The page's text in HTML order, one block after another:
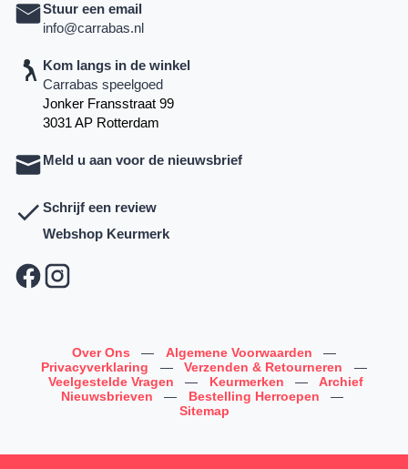
Stuur een email
info@carrabas.nl
Kom langs in de winkel
Carrabas speelgoed
Jonker Fransstraat 99
3031 AP Rotterdam
Meld u aan voor de nieuwsbrief
Schrijf een review
Webshop Keurmerk
Over Ons — Algemene Voorwaarden
—
Privacyverklaring
— Verzenden & Retourneren
—
Veelgestelde Vragen
— Keurmerken —
Archief
Nieuwsbrieven
— Bestelling Herroepen
—
Sitemap